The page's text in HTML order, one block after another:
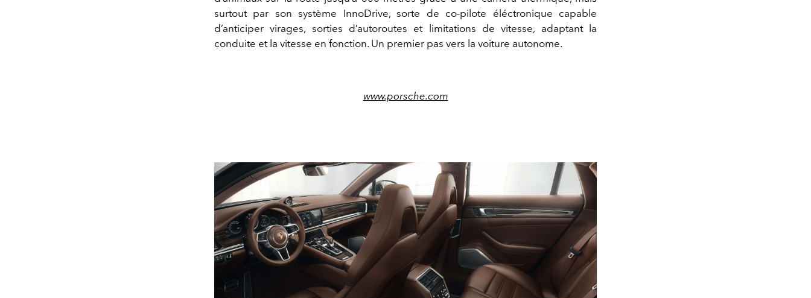
surtout par son système InnoDrive, sorte de co-pilote éléctronique capable
d’anticiper virages, sorties d’autoroutes et limitations de vitesse, adaptant la
conduite et la vitesse en fonction. Un premier pas vers la voiture autonome.
www.porsche.com